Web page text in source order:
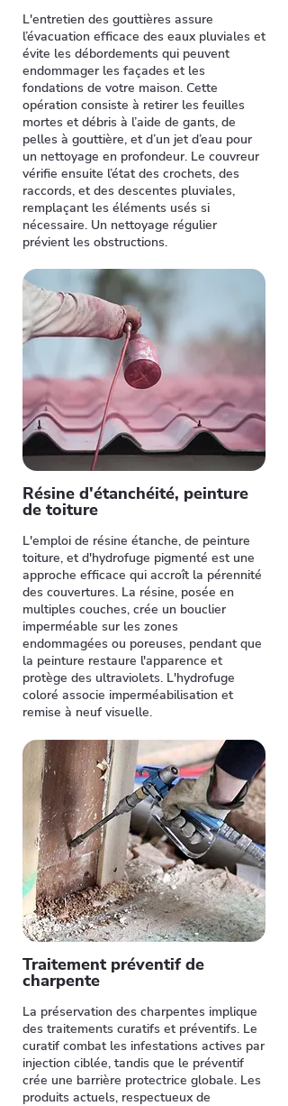
L'entretien des gouttières assure
l’évacuation efficace des eaux pluviales et
évite les débordements qui peuvent
endommager les façades et les
fondations de votre maison. Cette
opération consiste à retirer les feuilles
mortes et débris à l’aide de gants, de
pelles à gouttière, et d’un jet d’eau pour
un nettoyage en profondeur. Le couvreur
vérifie ensuite l’état des crochets, des
raccords, et des descentes pluviales,
remplaçant les éléments usés si
nécessaire. Un nettoyage régulier
prévient les obstructions.
Résine d'étanchéité, peinture
de toiture
L'emploi de résine étanche, de peinture
toiture, et d'hydrofuge pigmenté est une
approche efficace qui accroît la pérennité
des couvertures. La résine, posée en
multiples couches, crée un bouclier
imperméable sur les zones
endommagées ou poreuses, pendant que
la peinture restaure l'apparence et
protège des ultraviolets. L'hydrofuge
coloré associe imperméabilisation et
remise à neuf visuelle.
Traitement préventif de
charpente
La préservation des charpentes implique
des traitements curatifs et préventifs. Le
curatif combat les infestations actives par
injection ciblée, tandis que le préventif
crée une barrière protectrice globale. Les
produits actuels, respectueux de